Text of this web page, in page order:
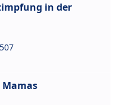
in der
Mamas